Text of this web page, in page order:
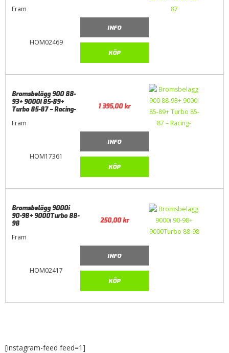
HOM02469
Fram
INFO
KÖP
HOM17361
Bromsbelägg 900 88-
93+ 9000i 85-89+
Turbo 85-87 – Racing-
Fram
1 395,00kr
INFO
KÖP
HOM02417
Bromsbelägg 9000i
90-98+ 9000Turbo 88-
98
Fram
250,00kr
INFO
KÖP
[instagram-feed feed=1]